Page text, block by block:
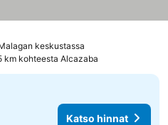
keskustassa
km kohteesta Alcazaba
Katso hinnat